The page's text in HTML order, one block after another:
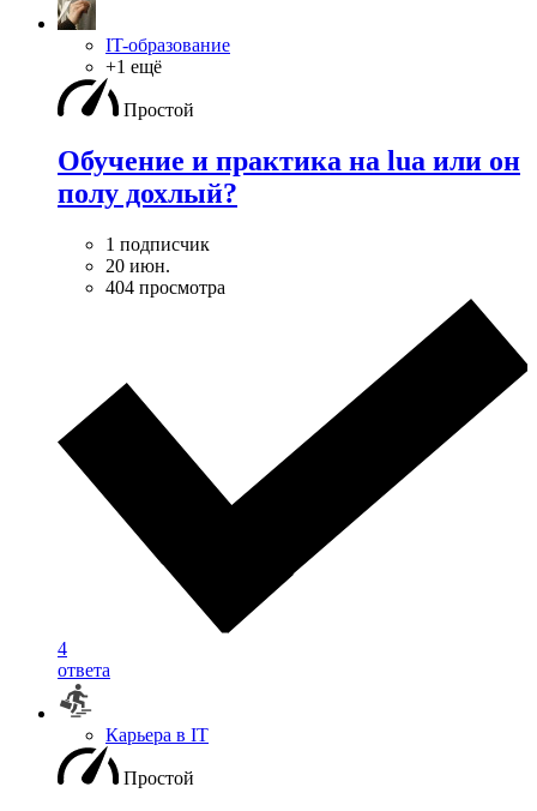
IT-образование
+1 ещё
Простой
Обучение и практика на lua или он
полу дохлый?
1 подписчик
20 июн.
404 просмотра
4
ответа
Карьера в IT
Простой